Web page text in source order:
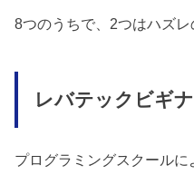
8つのうちで、2つはハズレ
レバテックビギ
プログラミングスクール